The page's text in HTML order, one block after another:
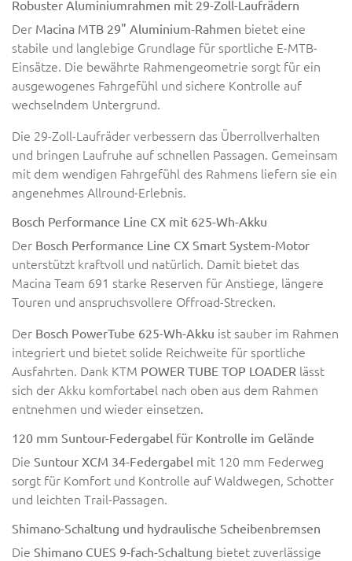
Robuster Aluminiumrahmen mit 29-Zoll-Laufrädern
Der Macina MTB 29" Aluminium-Rahmen bietet eine
stabile und langlebige Grundlage für sportliche E-MTB-
Einsätze. Die bewährte Rahmengeometrie sorgt für ein
ausgewogenes Fahrgefühl und sichere Kontrolle auf
wechselndem Untergrund.
Die 29-Zoll-Laufräder verbessern das Überrollverhalten
und bringen Laufruhe auf schnellen Passagen. Gemeinsam
mit dem wendigen Fahrgefühl des Rahmens liefern sie ein
angenehmes Allround-Erlebnis.
Bosch Performance Line CX mit 625-Wh-Akku
Der Bosch Performance Line CX Smart System-Motor
unterstützt kraftvoll und natürlich. Damit bietet das
Macina Team 691 starke Reserven für Anstiege, längere
Touren und anspruchsvollere Offroad-Strecken.
Der Bosch PowerTube 625-Wh-Akku ist sauber im Rahmen
integriert und bietet solide Reichweite für sportliche
Ausfahrten. Dank KTM POWER TUBE TOP LOADER lässt
sich der Akku komfortabel nach oben aus dem Rahmen
entnehmen und wieder einsetzen.
120 mm Suntour-Federgabel für Kontrolle im Gelände
Die Suntour XCM 34-Federgabel mit 120 mm Federweg
sorgt für Komfort und Kontrolle auf Waldwegen, Schotter
und leichten Trail-Passagen.
Shimano-Schaltung und hydraulische Scheibenbremsen
Die Shimano CUES 9-fach-Schaltung bietet zuverlässige